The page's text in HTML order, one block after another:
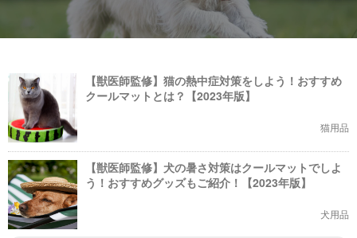
【獣医師監修】猫の熱中症対策をしよう！おすすめ
クールマットとは？【2023年版】
猫用品
【獣医師監修】犬の暑さ対策はクールマットでしよ
う！おすすめグッズもご紹介！【2023年版】
犬用品